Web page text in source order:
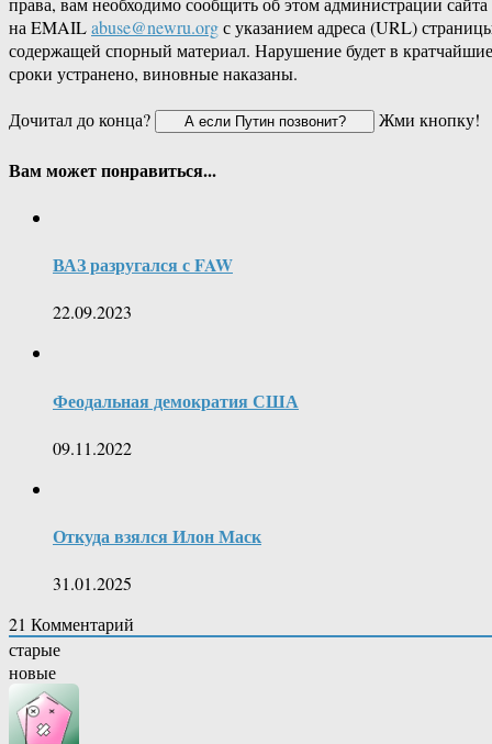
на EMAILabuse@newru.orgс указанием адреса (URL)
содержащей спорный материал. Нарушение будет в кратчайшие
сроки устранено, виновные наказаны.
Дочитал до конца?
Жми кнопку!
Вам может понравиться...
ВАЗ разругался с FAW
22.09.2023
Феодальная демократия США
09.11.2022
Откуда взялся Илон Маск
31.01.2025
21 Комментарий
старые
новые